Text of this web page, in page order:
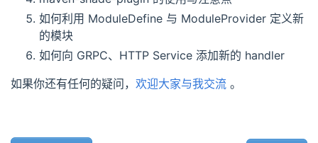
如何利用 ModuleDefine 与 ModuleProvider 定义新
的模块
如何向 GRPC、HTTP Service 添加新的 handler
如果你还有任何的疑问， 欢迎大家与我交流 。